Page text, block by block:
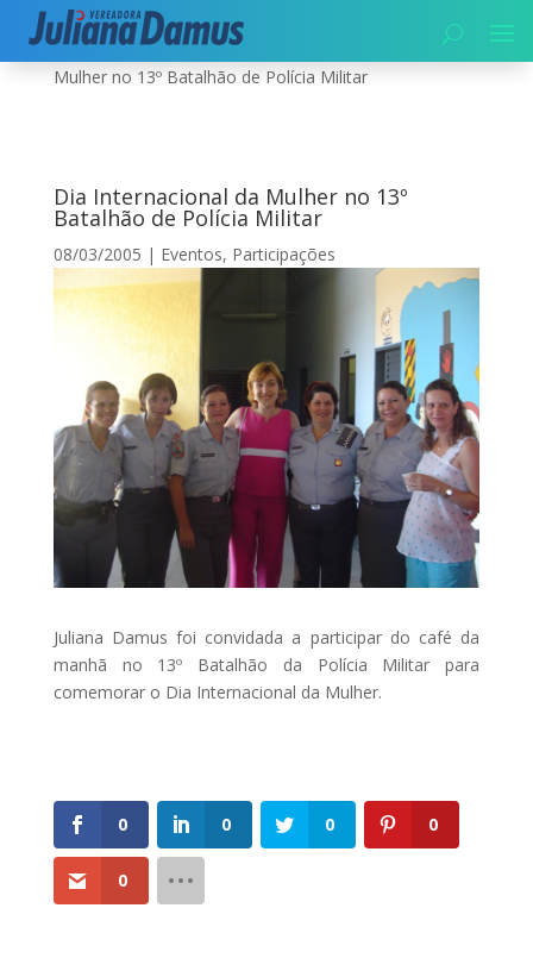
Início|Segurança|Eventos
Dia Internacional da
Mulher no 13º Batalhão de Polícia Militar
Dia Internacional da Mulher no 13º
Batalhão de Polícia Militar
08/03/2005 | Eventos, Participações
Juliana Damus foi convidada a participar do café da
manhã no 13º Batalhão da Polícia Militar para
comemorar o Dia Internacional da Mulher.
0 0 0 0
0